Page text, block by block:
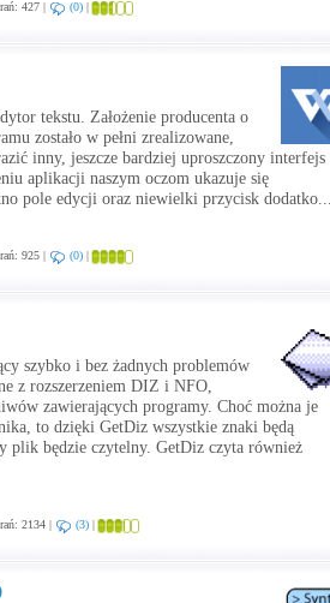
427 | (0) |
tekstu. Założenie producenta o
zostało w pełni zrealizowane,
inny, jeszcze bardziej uproszczony interfejs
aplikacji naszym oczom ukazuje się
pole edycji oraz niewielki przycisk
925 | (0) |
szybko i bez żadnych problemów
z rozszerzeniem DIZ i NFO,
zawierających programy. Choć można je
to dzięki GetDiz wszystkie znaki będą
plik będzie czytelny. GetDiz czyta również
2134 | (3) |